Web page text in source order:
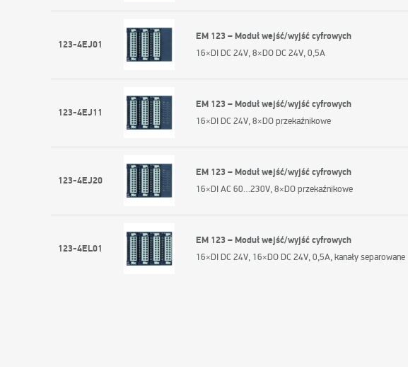
123-4EJ01
EM 123 – Moduł wejść/wyjść cyfrowych
16×DI DC 24V, 8×DO DC 24V, 0,5A
123-4EJ11
EM 123 – Moduł wejść/wyjść cyfrowych
16×DI DC 24V, 8×DO przekaźnikowe
123-4EJ20
EM 123 – Moduł wejść/wyjść cyfrowych
16×DI AC 60…230V, 8×DO przekaźnikowe
123-4EL01
EM 123 – Moduł wejść/wyjść cyfrowych
16×DI DC 24V, 16×DO DC 24V, 0,5A, kanały separowane